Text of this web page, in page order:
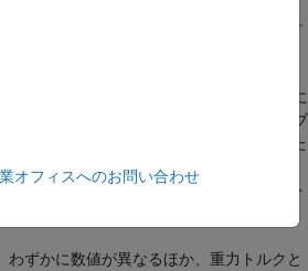
ックは、初期速度、トルク、または外力
ロボット コンフィギュレーションの重力に
を計算します。次に、Inverse Dynamics ブ
トを使用して無重力で同じ加速度を得るた
なトルクを計算します。最後に、Gravity
ロボットの重力に抗するために必要なト
わずかに数値が異なるほか、重力トルクと
オフィスへのお問い合わせ